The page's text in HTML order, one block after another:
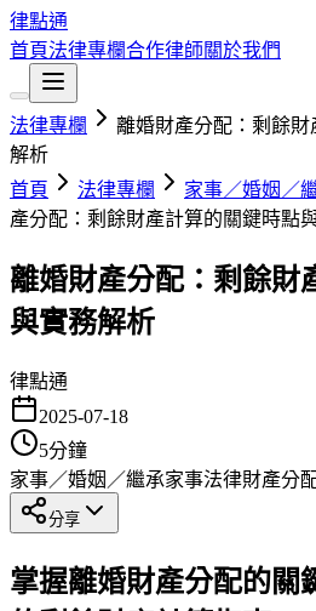
律點通
首頁法律專欄合作律師關於我們
法律專欄
離婚財產分配：剩餘
解析
首頁
法律專欄 家事／婚姻／
產分配：剩餘財產計算的關鍵時點
離婚財產分配：剩餘財
與實務解析
律點通
2025-07-18
5分鐘
家事／婚姻／繼承家事法律財產分
分享
掌握離婚財產分配的關